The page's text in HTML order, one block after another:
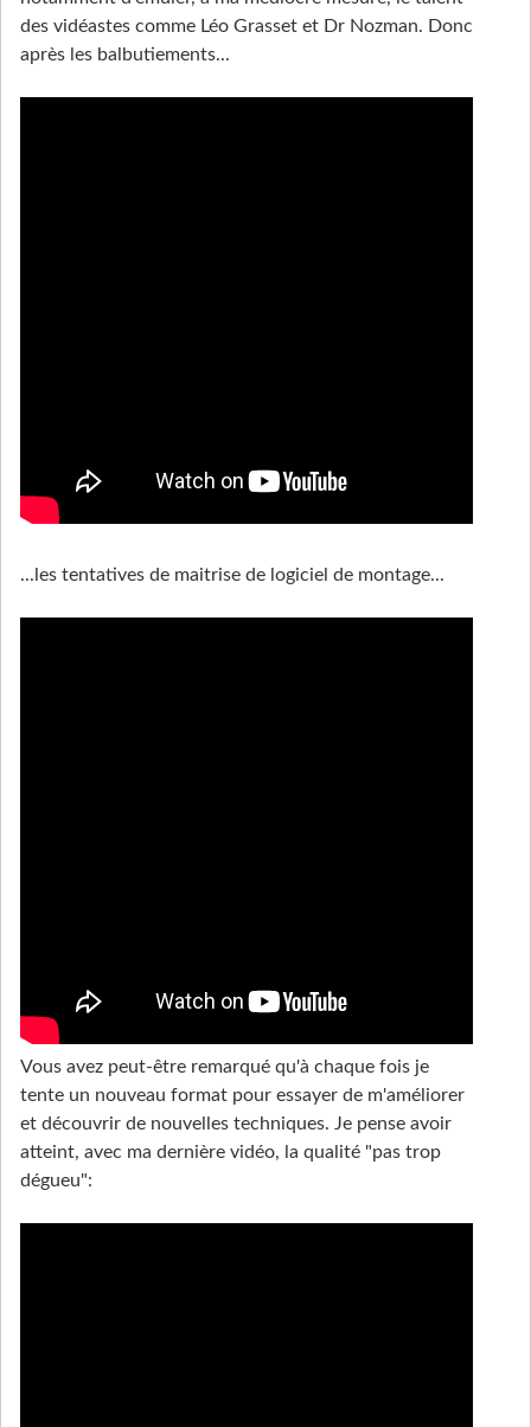
des vidéastes comme Léo Grasset et Dr Nozman. Donc
après les balbutiements...
...les tentatives de maitrise de logiciel de montage...
Vous avez peut-être remarqué qu'à chaque fois je
tente un nouveau format pour essayer de m'améliorer
et découvrir de nouvelles techniques. Je pense avoir
atteint, avec ma dernière vidéo, la qualité "pas trop
dégueu":